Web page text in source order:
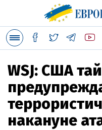
WSJ: США
накануне